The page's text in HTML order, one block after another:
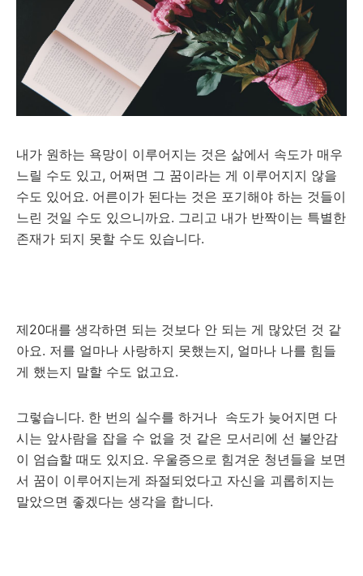
내가 원하는 욕망이 이루어지는 것은 삶에서 속도가 매우
느릴 수도 있고, 어쩌면 그 꿈이라는 게 이루어지지 않을
수도 있어요. 어른이가 된다는 것은 포기해야 하는 것들이
느린 것일 수도 있으니까요. 그리고 내가 반짝이는 특별한
존재가 되지 못할 수도 있습니다.
제20대를 생각하면 되는 것보다 안 되는 게 많았던 것 같
아요. 저를 얼마나 사랑하지 못했는지, 얼마나 나를 힘들
게 했는지 말할 수도 없고요.
그렇습니다. 한 번의 실수를 하거나 속도가 늦어지면 다
시는 앞사람을 잡을 수 없을 것 같은 모서리에 선 불안감
이 엄습할 때도 있지요. 우울증으로 힘겨운 청년들을 보면
서 꿈이 이루어지는게 좌절되었다고 자신을 괴롭히지는
말았으면 좋겠다는 생각을 합니다.